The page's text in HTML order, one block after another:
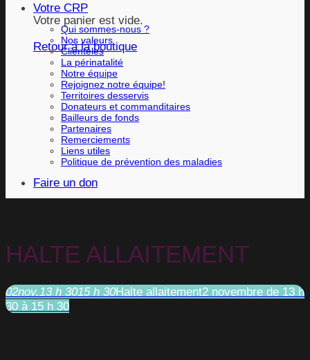
Votre panier est vide.
Retour à la boutique
Votre CRP
Qui sommes-nous ?
Nos valeurs
Clientèles
La périnatalité
Notre équipe
Rejoignez notre équipe!
Territoires desservis
Donateurs et commanditaires
Bailleurs de fonds
Partenaires
Remerciements
Liens utiles
Politique de prévention des maladies
Faire un don
HALTE ALLAITEMENT
02nov.13 h 3015 h 30Halte allaitement2 novembre de 13 h
30 à 15 h 30